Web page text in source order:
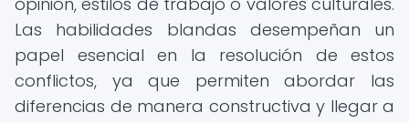
Las habilidades blandas desempeñan un
papel esencial en la resolución de estos
conflictos, ya que permiten abordar las
diferencias de manera constructiva y llegar a